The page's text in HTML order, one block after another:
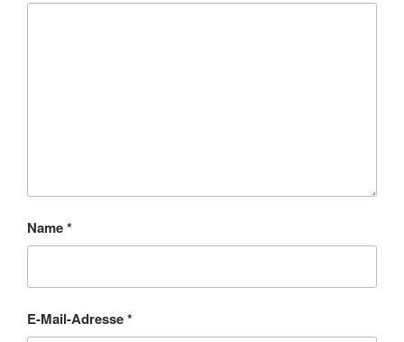
Name*
E-Mail-Adresse*